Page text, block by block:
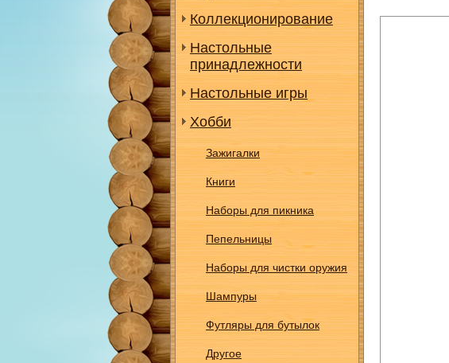
Коллекционирование
Настольные
принадлежности
Настольные игры
Хобби
Зажигалки
Книги
Наборы для пикника
Пепельницы
Наборы для чистки оружия
Шампуры
Футляры для бутылок
Другое